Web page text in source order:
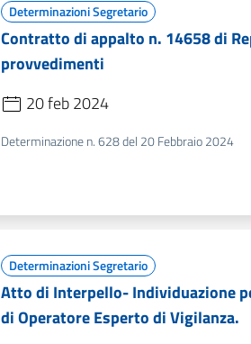
Determinazioni Segretario
Contratto di appalto n. 14658 di
provvedimenti
20 feb 2024
Determinazione n. 628 del 20 Febbraio 2024
Determinazioni Segretario
Atto di Interpello- Individuazione
di Operatore Esperto di Vigilanza.